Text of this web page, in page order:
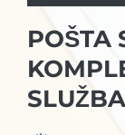
POŠTA